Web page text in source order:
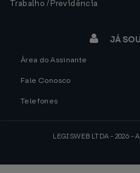
Trabalho / Previdência
JÁ
Área do Assinante
Fale Conosco
Telefones
LEGISWEB LTDA - 2026 -